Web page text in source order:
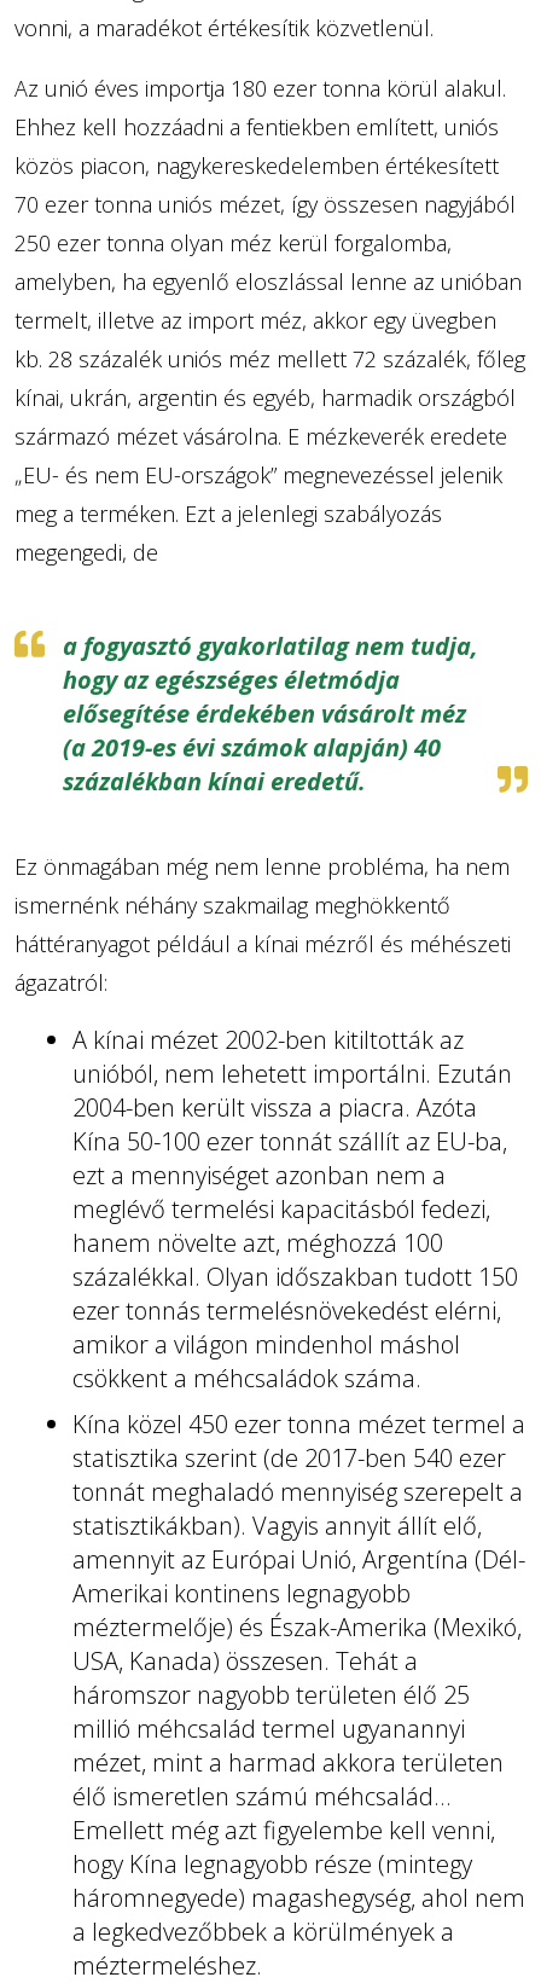
vonni, a maradékot értékesítik közvetlenül.
Az unió éves importja 180 ezer tonna körül alakul.
Ehhez kell hozzáadni a fentiekben említett, uniós
közös piacon, nagykereskedelemben értékesített
70 ezer tonna uniós mézet, így összesen nagyjából
250 ezer tonna olyan méz kerül forgalomba,
amelyben, ha egyenlő eloszlással lenne az unióban
termelt, illetve az import méz, akkor egy üvegben
kb. 28 százalék uniós méz mellett 72 százalék, főleg
kínai, ukrán, argentin és egyéb, harmadik országból
származó mézet vásárolna. E mézkeverék eredete
„EU- és nem EU-országok” megnevezéssel jelenik
meg a terméken. Ezt a jelenlegi szabályozás
megengedi, de
a fogyasztó gyakorlatilag nem tudja,
hogy az egészséges életmódja
elősegítése érdekében vásárolt méz
(a 2019-es évi számok alapján) 40
százalékban kínai eredetű.
Ez önmagában még nem lenne probléma, ha nem
ismernénk néhány szakmailag meghökkentő
háttéranyagot például a kínai mézről és méhészeti
ágazatról:
A kínai mézet 2002-ben kitiltották az
unióból, nem lehetett importálni. Ezután
2004-ben került vissza a piacra. Azóta
Kína 50-100 ezer tonnát szállít az EU-ba,
ezt a mennyiséget azonban nem a
meglévő termelési kapacitásból fedezi,
hanem növelte azt, méghozzá 100
százalékkal. Olyan időszakban tudott 150
ezer tonnás termelésnövekedést elérni,
amikor a világon mindenhol máshol
csökkent a méhcsaládok száma.
Kína közel 450 ezer tonna mézet termel a
statisztika szerint (de 2017-ben 540 ezer
tonnát meghaladó mennyiség szerepelt a
statisztikákban). Vagyis annyit állít elő,
amennyit az Európai Unió, Argentína (Dél-
Amerikai kontinens legnagyobb
méztermelője) és Észak-Amerika (Mexikó,
USA, Kanada) összesen. Tehát a
háromszor nagyobb területen élő 25
millió méhcsalád termel ugyanannyi
mézet, mint a harmad akkora területen
élő ismeretlen számú méhcsalád…
Emellett még azt figyelembe kell venni,
hogy Kína legnagyobb része (mintegy
háromnegyede) magashegység, ahol nem
a legkedvezőbbek a körülmények a
méztermeléshez.